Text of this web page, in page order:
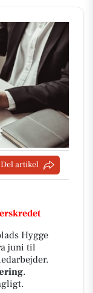
Del artikel
Hygge
juni til
.